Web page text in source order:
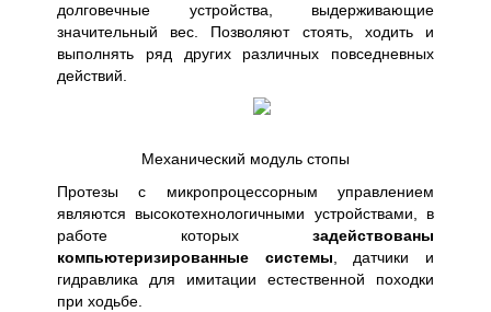
долговечные устройства, выдерживающие
значительный вес. Позволяют стоять, ходить и
выполнять ряд других различных повседневных
действий.
Механический модуль стопы
Протезы с микропроцессорным управлением
являются высокотехнологичными устройствами, в
работе которых задействованы
компьютеризированные системы , датчики и
гидравлика для имитации естественной походки
при ходьбе.